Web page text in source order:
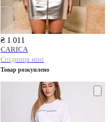
₴ 1 011
CARICA
Спідниця міні
Товар розкуплено